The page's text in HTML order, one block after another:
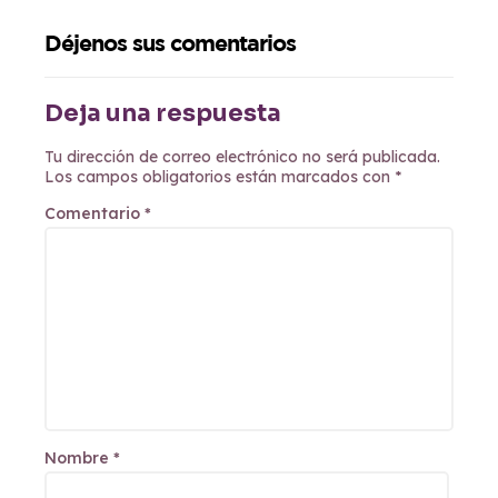
Déjenos sus comentarios
Deja una respuesta
Tu dirección de correo electrónico no será publicada.
Los campos obligatorios están marcados con *
Comentario *
Nombre *